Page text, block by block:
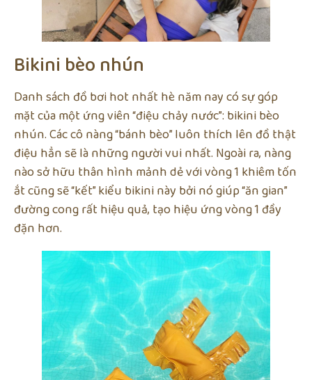
Bikini bèo nhún
Danh sách đồ bơi hot nhất hè năm nay có sự góp
mặt của một ứng viên “điệu chảy nước”: bikini bèo
nhún. Các cô nàng “bánh bèo” luôn thích lên đồ thật
điệu hẳn sẽ là những người vui nhất. Ngoài ra, nàng
nào sở hữu thân hình mảnh dẻ với vòng 1 khiêm tốn
ắt cũng sẽ “kết” kiểu bikini này bởi nó giúp “ăn gian”
đường cong rất hiệu quả, tạo hiệu ứng vòng 1 đầy
đặn hơn.